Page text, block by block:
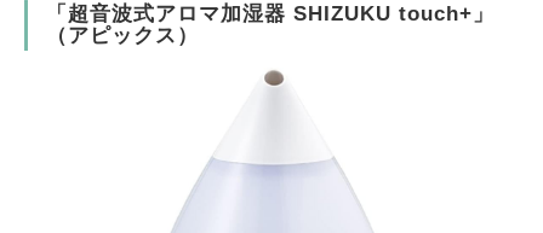
「超音波式アロマ加湿器 SHIZUKU touch+」
（アピックス）